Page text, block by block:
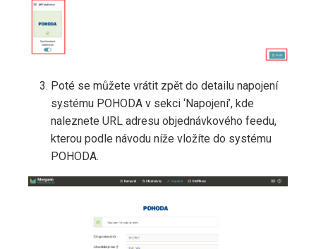
Poté se můžete vrátit zpět do detailu napojení
systému POHODA v sekci ‘Napojení’, kde
naleznete URL adresu objednávkového feedu,
kterou podle návodu níže vložíte do systému
POHODA.